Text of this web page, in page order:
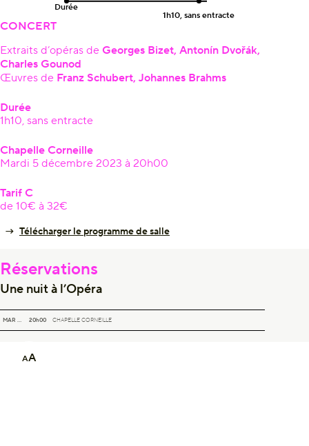
AA
Durée
1h10, sans entracte
CONCERT
Extraits d’opéras de Georges Bizet, Antonín Dvořák,
Charles Gounod
Œuvres de Franz Schubert, Johannes Brahms
Durée
1h10, sans entracte
Chapelle Corneille
Mardi 5 décembre 2023 à 20h00
Tarif C
de 10€ à 32€
Télécharger le programme de salle
Réservations
Une nuit à l’Opéra
MAR 05 20h00
UNE NUIT À L’OPÉRACHAPELLE CORNEILLE